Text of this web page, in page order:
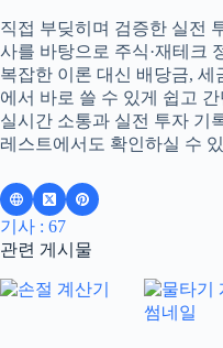
직접 부딪히며 검증한 실전
사를 바탕으로 주식·재테크
복잡한 이론 대신 배당금,
에서 바로 쓸 수 있게 쉽고
실시간 소통과 실전 투자 기
레스트에서도 확인하실 수
기사 : 67
관련 게시물